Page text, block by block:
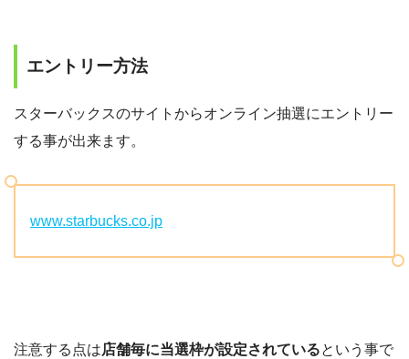
エントリー方法
スターバックスのサイトからオンライン抽選にエントリー
する事が出来ます。
www.starbucks.co.jp
注意する点は店舗毎に当選枠が設定されているという事で